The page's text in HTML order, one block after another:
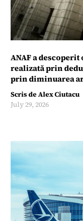
ANAF a
realizată prin
prin diminuarea
Scris deAlex Ciutacu
July 29, 2026